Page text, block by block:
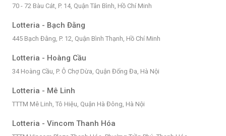
70 - 72 Bàu Cát, P. 14, Quận Tân Bình, Hồ Chí Minh
Lotteria - Bạch Đằng
445 Bạch Đằng, P. 12, Quận Bình Thạnh, Hồ Chí Minh
Lotteria - Hoàng Cầu
34 Hoàng Cầu, P. Ô Chợ Dừa, Quận Đống Đa, Hà Nội
Lotteria - Mê Linh
TTTM Mê Linh, Tô Hiệu, Quận Hà Đông, Hà Nội
Lotteria - Vincom Thanh Hóa